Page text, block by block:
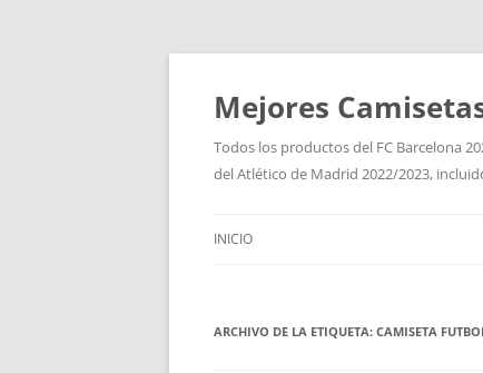
Mejores
Todos los productos del FC Barcelona
del Atlético de Madrid 2022/2023,
INICIO
ARCHIVO DE LA ETIQUETA: CAMISETA